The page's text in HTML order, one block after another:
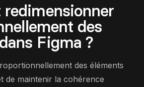
Retour
des
Figma ?
des éléments
de maintenir la cohérence